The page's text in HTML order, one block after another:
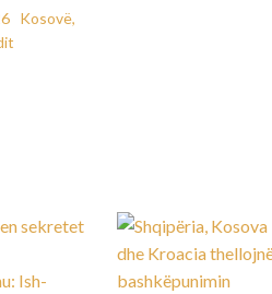
Kosovë,